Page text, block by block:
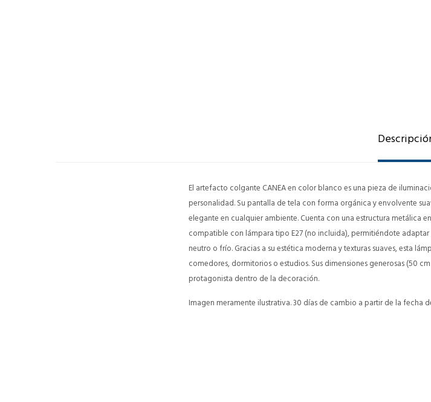
El artefacto colgante CANEA en color blanco es una pieza de
personalidad. Su pantalla de tela con forma orgánica y envolvente
elegante en cualquier ambiente. Cuenta con una estructura metálica
compatible con lámpara tipo E27 (no incluida), permitiéndote
neutro o frío. Gracias a su estética moderna y texturas suaves, esta
comedores, dormitorios o estudios. Sus dimensiones generosas (50
protagonista dentro de la decoración.
Imagen meramente ilustrativa. 30 días de cambio a partir de la fecha